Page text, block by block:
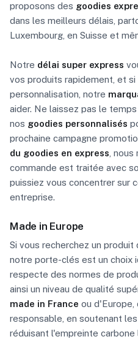
proposons des goodies
dans les meilleurs délais,
Luxembourg, en Suisse et
Notre délai super express
vos produits rapidement, et
personnalisation, notre
aider. Ne laissez pas le
nos goodies personnalisés
prochaine campagne
du goodies en express ,
commande est traitée avec
puissiez vous concentrer sur
entreprise.
Made in Europe
Si vous recherchez un produit
notre porte-clés est un choix
respecte des normes de
ainsi un niveau de qualité
made in France ou d'Europe,
responsable, en soutenant
réduisant l'empreinte